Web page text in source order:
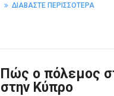
ΔΙΑΒΑΣΤΕ ΠΕΡΙΣΣΟΤΕΡΑ
Πώς ο πόλεμος
στην Κύπρο